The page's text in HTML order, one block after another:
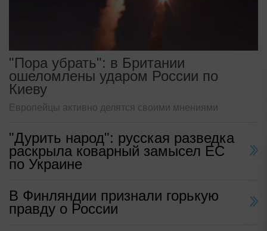
"Пора убрать": в Британии
ошеломлены ударом России по
Киеву
Европейцы активно делятся своими мнениями
"Дурить народ": русская разведка
раскрыла коварный замысел ЕС
по Украине
В Финляндии признали горькую
правду о России